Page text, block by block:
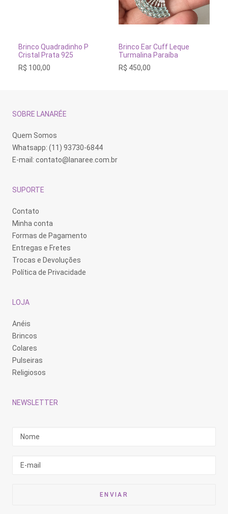
AO CARRINHO
P
ADICIONAR AO CARRINHO
Brinco Ear Cuff Leque
Turmalina Paraíba
ADICIONAR
Brinco Argola
Banho Bronze
SOBRE LANARÉE
Quem Somos
Whatsapp: (11) 93730-6844
E-mail: contato@lanaree.com.br
SUPORTE
Contato
Minha conta
Formas de Pagamento
Entregas e Fretes
Trocas e Devoluções
Política de Privacidade
LOJA
Anéis
Brincos
Colares
Pulseiras
Religiosos
NEWSLETTER